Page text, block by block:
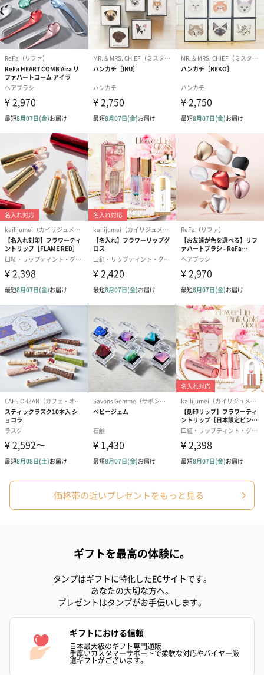
プリザーブドフラワー
ブーケ（ピンク）
（2,580円）
プリザーブドフラワー
ブーケ（ブルー）
（2,580円）
アミュレット
ク）（1,500円
ぬいぐるみ
愛らしいぬいぐるみを同梱してお届けします。
誕生日・記念日・出産祝いなどのシーンにおすすめです。
フラワーテディベア
（2,390円）
テディベア（バニラ）
（1,760円）
テディベア（
ル）（1,760円
紅茶・コーヒー・スイーツ
紅茶・コーヒー・スイーツを同梱してお届けいたします。ギフト
への＋αにおすすめです。
アールグレイ（HAPPY
BIRTHDAY TO YOU）
アールグレイティー
（660円）
フルーツティ
円）
スイーツを同梱してお届けいたします。ギフトへの＋αにおすすめ
です。
価格帯の近いプレゼントをもっと見る
ギフトを最高の体験に。
タンプはギフトに特化したECサイトです。
あなたの大切な方へ。
プレゼントはタンプがお手伝いします。
ギフトにおける信頼
日本最大級のギフト専門通販
手厚いカスタマーサポートで柔軟な対応やバイヤー厳
選ギフトがございます。